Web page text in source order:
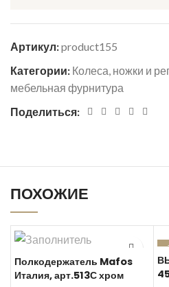
Артикул:product155
Категории: Колеса, ножки и
мебельная фурнитура
Поделиться:
ПОХОЖИЕ
Полкодержатель Mafos
Италия, арт.513С хром
-